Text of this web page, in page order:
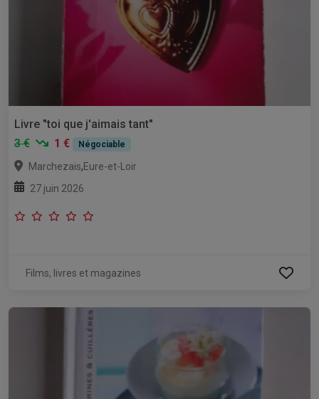
Livre "toi que j'aimais tant"
3 €
1 € Négociable
Marchezais,Eure-et-Loir
27 juin 2026
Films, livres et magazines